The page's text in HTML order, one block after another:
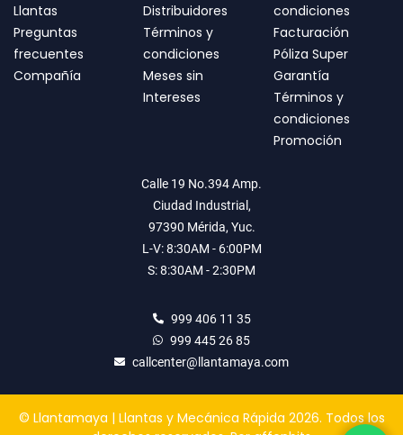
Llantas
Preguntas
frecuentes
Compañía
Distribuidores
Términos y
condiciones
Meses sin
Intereses
condiciones
Facturación
Póliza Super
Garantía
Términos y
condiciones
Promoción
Calle 19 No.394 Amp.
Ciudad Industrial,
97390 Mérida, Yuc.
L-V: 8:30AM - 6:00PM
S: 8:30AM - 2:30PM
999 406 11 35
999 445 26 85
callcenter@llantamaya.com
© Llantamaya | Llantas y Mecánica Rápida 2026. Todos los